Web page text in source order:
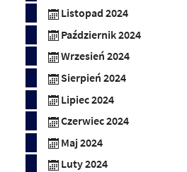
Listopad 2024
Październik 2024
Wrzesień 2024
Sierpień 2024
Lipiec 2024
Czerwiec 2024
Maj 2024
Luty 2024